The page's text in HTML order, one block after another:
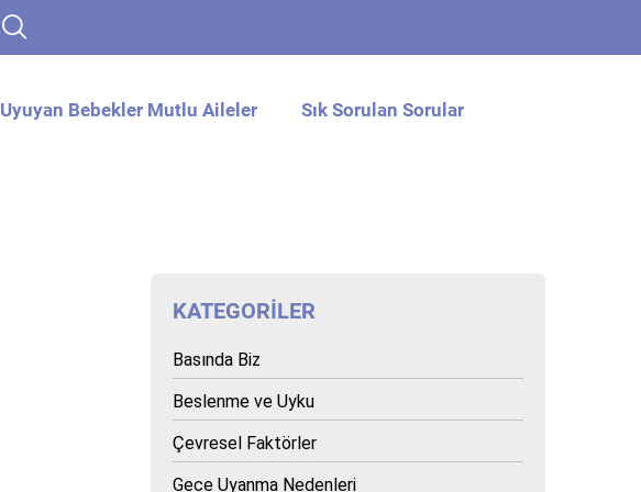
Uyuyan Bebekler Mutlu Aileler Sık Sorulan Sorular
KATEGORILER
Basında Biz
Beslenme ve Uyku
Çevresel Faktörler
Gece Uyanma Nedenleri